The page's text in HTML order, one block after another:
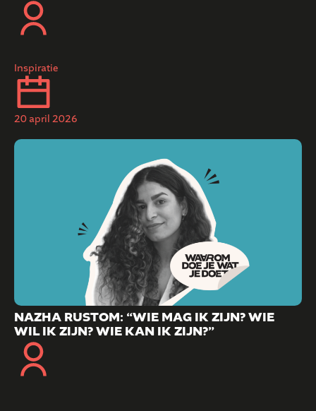
Inspiratie
20 april 2026
NAZHA RUSTOM: “WIE MAG IK ZIJN? WIE
WIL IK ZIJN? WIE KAN IK ZIJN?”